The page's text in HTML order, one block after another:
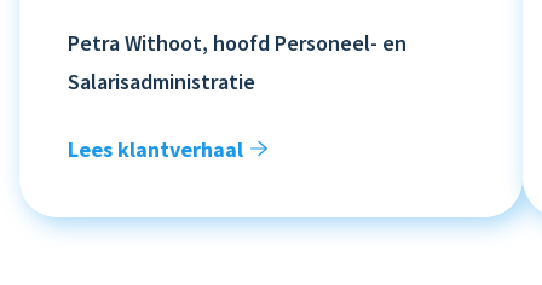
Petra Withoot, hoofd Personeel- en
Salarisadministratie
Lees klantverhaal